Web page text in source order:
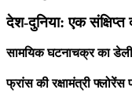
देश-दुनिया: एक संक्षिप्त
सामयिक घटनाचक्र का
फ्रांस की रक्षामंत्री फ्लोरेंस